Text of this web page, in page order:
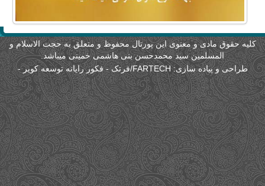
حقوق مادی و معنوی این پورتال محفوظ و متعلق به حجت الاسلام و
المسلمین سید محمدحسن بنی هاشمی خمینی میباشد.
طراحی و پیاده سازی:FARTECH/فرتک - فکور رایانه توسعه کویر -